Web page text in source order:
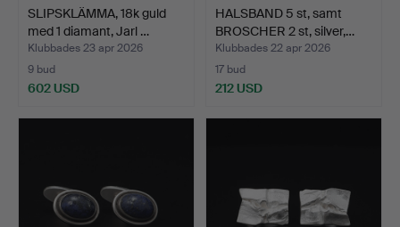
SLIPSKLÄMMA, 18k guld
med 1 diamant, Jarl …
Klubbades 23 apr 2026
9 bud
602 USD
HALSBAND 5 st, samt
BROSCHER 2 st, silver,…
Klubbades 22 apr 2026
17 bud
212 USD